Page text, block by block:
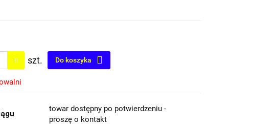
szt. Do koszyka
towar dostępny po potwierdzeniu -
proszę o kontakt